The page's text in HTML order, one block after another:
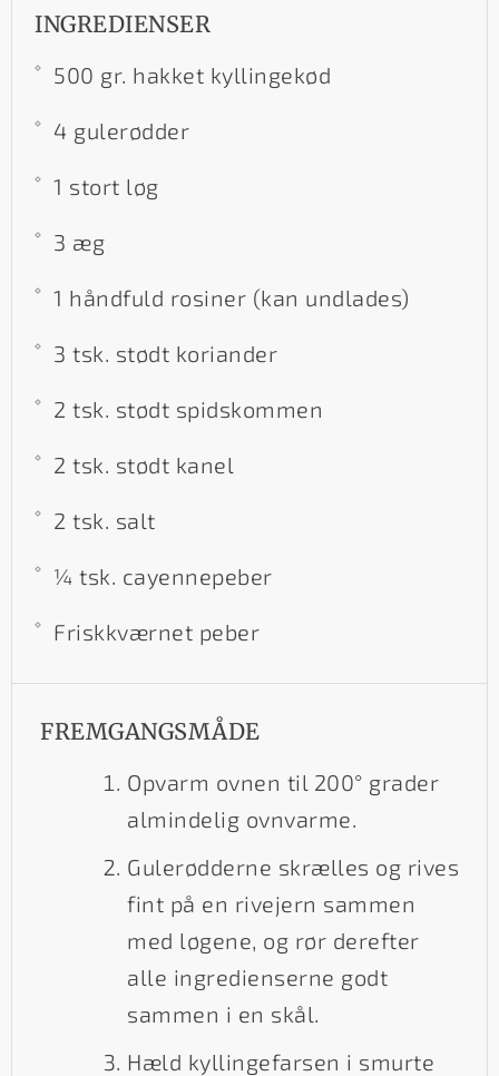
INGREDIENSER
500 gr. hakket kyllingekød
4 gulerødder
1 stort løg
3 æg
1 håndfuld rosiner (kan undlades)
3 tsk. stødt koriander
2 tsk. stødt spidskommen
2 tsk. stødt kanel
2 tsk. salt
¼ tsk. cayennepeber
Friskkværnet peber
FREMGANGSMÅDE
Opvarm ovnen til 200° grader
almindelig ovnvarme.
Gulerødderne skrælles og rives
fint på en rivejern sammen
med løgene, og rør derefter
alle ingredienserne godt
sammen i en skål.
Hæld kyllingefarsen i smurte